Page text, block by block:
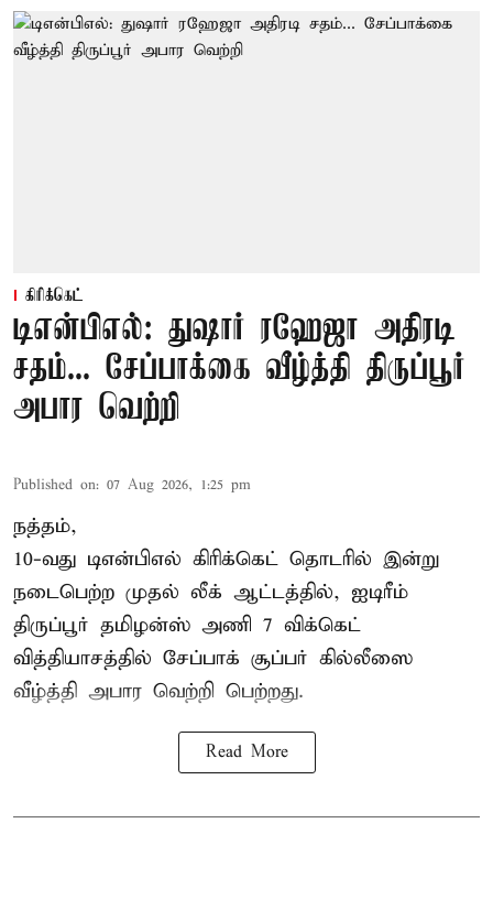
கிரிக்கெட்
டிஎன்பிஎல்: துஷார் ரஹேஜா அதிரடி
சதம்... சேப்பாக்கை வீழ்த்தி திருப்பூர்
அபார வெற்றி
Published on: 07 Aug 2026, 1:25 pm
நத்தம்,
10-வது டிஎன்பிஎல் கிரிக்கெட் தொடரில் இன்று
நடைபெற்ற முதல் லீக் ஆட்டத்தில், ஐடிரீம்
திருப்பூர் தமிழன்ஸ் அணி 7 விக்கெட்
வித்தியாசத்தில் சேப்பாக் சூப்பர் கில்லீஸை
வீழ்த்தி அபார வெற்றி பெற்றது.
Read More